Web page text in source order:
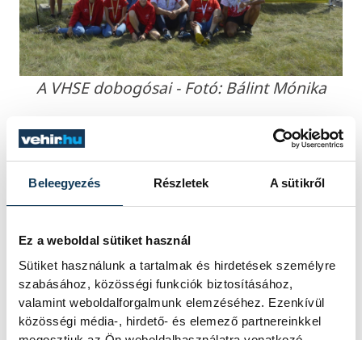
Beleegyezés Részletek A sütikről
Ez a weboldal sütiket használ
Sütiket használunk a tartalmak és hirdetések személyre
szabásához, közösségi funkciók biztosításához,
valamint weboldalforgalmunk elemzéséhez. Ezenkívül
közösségi média-, hirdető- és elemező partnereinkkel
A VHSE dobogósai - Fotó: Bálint Mónika
A technikailag és fizikailag egyaránt
kifejezetten kemény pályákon nagyon szép
hazai sikerek születtek. A Veszprémi
és hét csapatérmet, valamint további
tizenkét bajnoki pontszerző helyet
érdemeltek ki.